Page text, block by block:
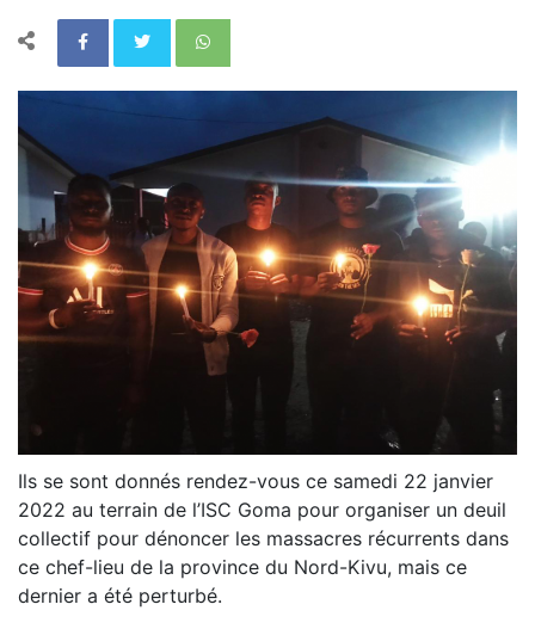
Ils se sont donnés rendez-vous ce samedi 22 janvier
2022 au terrain de l’ISC Goma pour organiser un deuil
collectif pour dénoncer les massacres récurrents dans
ce chef-lieu de la province du Nord-Kivu, mais ce
dernier a été perturbé.